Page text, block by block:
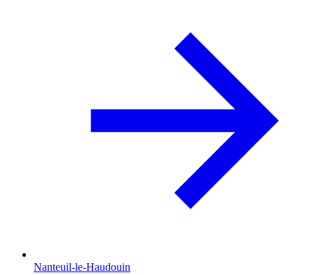
Nanteuil-le-Haudouin